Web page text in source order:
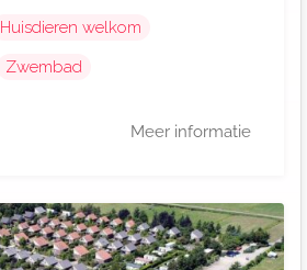
Huisdieren welkom
Zwembad
Meer informatie